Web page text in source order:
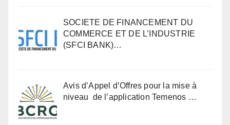
SOCIETE DE FINANCEMENT DU
COMMERCE ET DE L’INDUSTRIE
(SFCI BANK)…
Avis d’Appel d’Offres pour la mise à
niveau de l’application Temenos …